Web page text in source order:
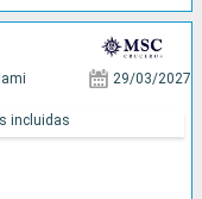
29/03/2027
incluidas